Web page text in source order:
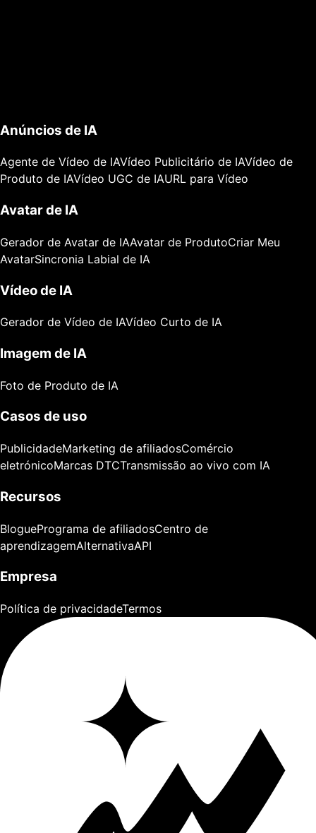
Anúncios de IA
Agente de Vídeo de IAVídeo Publicitário de IAVídeo de
Produto de IAVídeo UGC de IAURL para Vídeo
Avatar de IA
Gerador de Avatar de IAAvatar de ProdutoCriar Meu
AvatarSincronia Labial de IA
Vídeo de IA
Gerador de Vídeo de IAVídeo Curto de IA
Imagem de IA
Foto de Produto de IA
Casos de uso
PublicidadeMarketing de afiliadosComércio
eletrónicoMarcas DTCTransmissão ao vivo com IA
Recursos
BloguePrograma de afiliadosCentro de
aprendizagemAlternativaAPI
Empresa
Política de privacidadeTermos